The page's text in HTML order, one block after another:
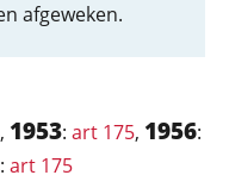
afgeweken.
, 1953: art 175, 1956:
: art 175